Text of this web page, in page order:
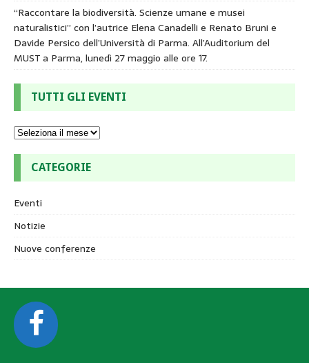
“Raccontare la biodiversità. Scienze umane e musei
naturalistici” con l’autrice Elena Canadelli e Renato Bruni e
Davide Persico dell’Università di Parma. All’Auditorium del
MUST a Parma, lunedì 27 maggio alle ore 17.
TUTTI GLI EVENTI
CATEGORIE
Eventi
Notizie
Nuove conferenze